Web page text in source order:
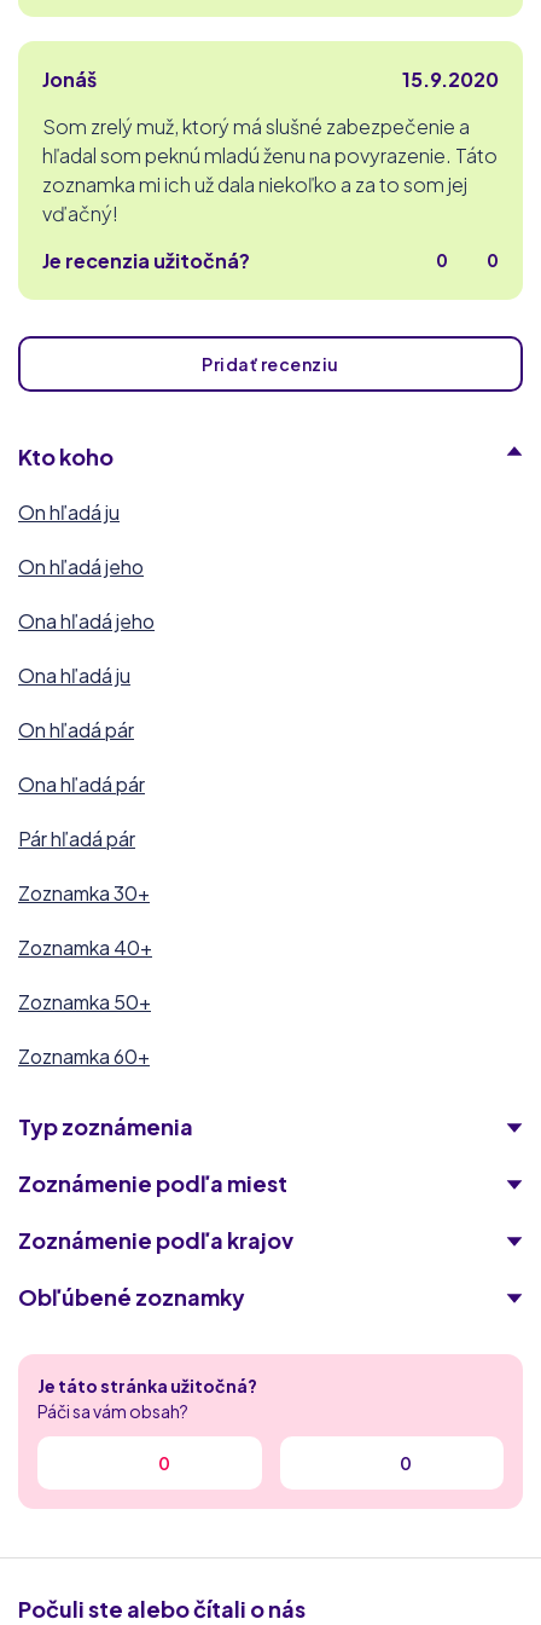
Jonáš
15.9.2020
Som zrelý muž, ktorý má slušné zabezpečenie a
hľadal som peknú mladú ženu na povyrazenie. Táto
zoznamka mi ich už dala niekoľko a za to som jej
vďačný!
Je recenzia užitočná?
0 0
Pridať recenziu
Kto koho
On hľadá ju
On hľadá jeho
Ona hľadá jeho
Ona hľadá ju
On hľadá pár
Ona hľadá pár
Pár hľadá pár
Zoznamka 30+
Zoznamka 40+
Zoznamka 50+
Zoznamka 60+
Typ zoznámenia
Zoznámenie podľa miest
Zoznámenie podľa krajov
Obľúbené zoznamky
Singles 50
Laskavokoli.com
MyDates
Je táto stránka užitočná?
Páči sa vám obsah?
0 0
Počuli ste alebo čítali o nás